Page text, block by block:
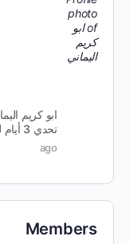
ابو كريم
تحدي 3 أيام لإيقاف دوامة التفكير
ago
Members